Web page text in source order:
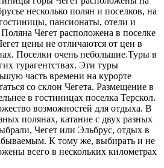
несколько полян и поселков, на
пансионаты, отели и
Чегет расположена в поселке
цены не отличаются от цен в
Поселки очень небольшие.Туры в
турагентствах. Эти туры
часть времени на курорте
со склон Чегета. Размещение в
в гостиницах поселка Терскол.
возможностей для отдыха. В
полянах, катание с двух разных
Чегет или Эльбрус, отдых в
К тому же, выбирать и не
всего в нескольких километрах